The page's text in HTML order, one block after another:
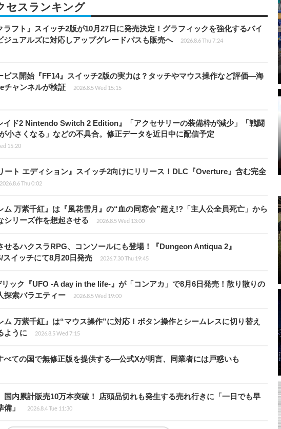
セスランキング
ラフト』スイッチ2版が10月27日に発売決定！グラフィックを強化するバイ
ジュアルズに対応しアップグレードパスも販売へ
2026.8.6 Thu 7:24
ビス開始『FF14』スイッチ2版の実力は？タッチやマウス操作など評価―海
チャンネルが検証
2026.8.5 Wed 15:15
イド2 Nintendo Switch 2 Edition』「アクセサリーの装備枠が減少」「戦闘
小さくなる」などの不具合。修正データを近日中に配信予定
15:20
ート エディション』スイッチ2向けにリリース！DLC『Overture』含む完全
2026.8.6 Thu 0:02
ム 万紫千紅』は『風花雪月』の“血の同窓会”超え!?「主人公全員死亡」から
シリーズ作を想起させる
2026.8.5 Wed 13:00
せるハクスラRPG、コンソールにも登場！『Dungeon Antiqua 2』
イッチにて8月20日発売
2026.7.30 Thu 19:45
リック『UFO -A day in the life-』が「コンアカ」で8月6日発売！散り散りの
探索バラエティー
2026.8.5 Wed 19:00
ム 万紫千紅』は“マウス操作”に対応！ボタン操作とシームレスに切り替え
ように
2026.8.5 Wed 7:15
べての国で無修正版を提供する―公式Xが明言、同業者には戸惑いも
国内累計販売10万本突破！ 店頭品切れも発生する売れ行きに「一日でも早
」
2026.8.4 Tue 11:30